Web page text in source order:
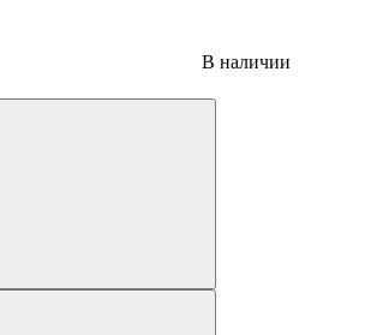
В наличии